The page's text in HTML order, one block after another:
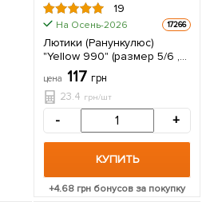
19
На Осень-2026 17266
Лютики (Ранункулюс)
"Yellow 990" (размер 5/6 ,
крупный) 5шт в упаковке
цена 117 грн
23.4 грн/шт
- +
КУПИТЬ
+4.68грн бонусов за покупку